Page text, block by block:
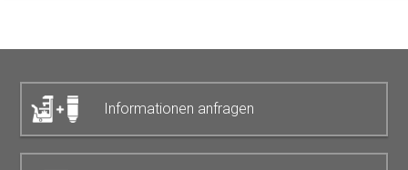
Informationen anfragen